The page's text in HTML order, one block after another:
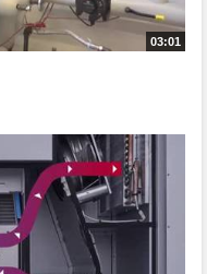
03:01